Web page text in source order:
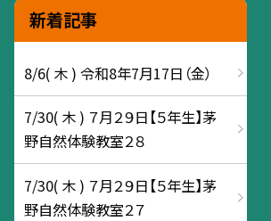
新着記事
8/6( 木 ) 令和8年7月17日（金）
7/30( 木 ) ７月２９日【５年生】茅
野自然体験教室２８
7/30( 木 ) ７月２９日【５年生】茅
野自然体験教室２７